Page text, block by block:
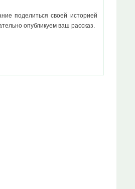
поделиться своей историей
опубликуем ваш рассказ.